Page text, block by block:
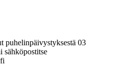
puhelinpäivystyksestä 03
sähköpostitse